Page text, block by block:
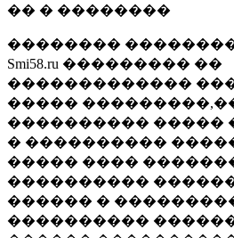
�� � ��������
��������
Smi58.ru ��������� ��
�������������
�����
���������� �����
� ����������
����� ����
����������
������ �
����������